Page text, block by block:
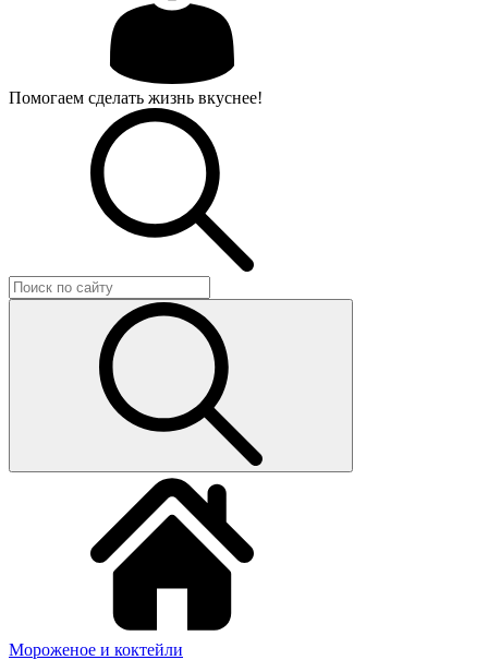
Помогаем сделать жизнь вкуснее!
Мороженое и коктейли